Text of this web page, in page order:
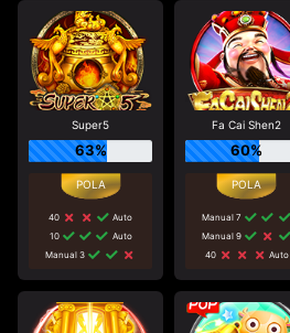
Super5
63%
40
Auto
10
Auto
Manual 3
Fa Cai Shen2
60%
Manual 7
Manual 9
40
Auto